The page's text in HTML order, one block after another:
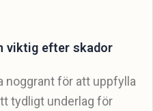
viktig efter skador
noggrant för att uppfylla
tydligt underlag för